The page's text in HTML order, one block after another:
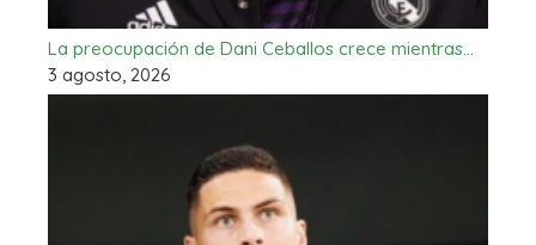
La preocupación de Dani Ceballos crece mientras…
3 agosto, 2026